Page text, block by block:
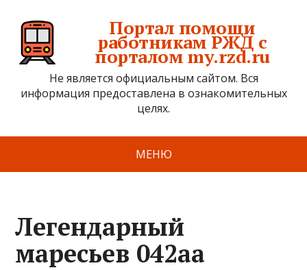
Портал помощи
работникам РЖД с
порталом my.rzd.ru
Не является официальным сайтом. Вся
информация предоставлена в ознакомительных
целях.
МЕНЮ
Легендарный
маресьев 042аа